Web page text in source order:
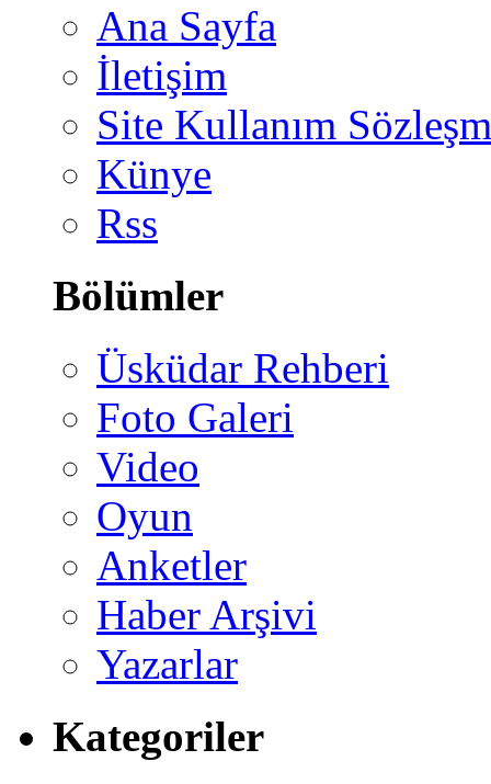
Ana Sayfa
İletişim
Site Kullanım
Künye
Rss
Bölümler
Üsküdar Rehberi
Foto Galeri
Video
Oyun
Anketler
Haber Arşivi
Yazarlar
Kategoriler